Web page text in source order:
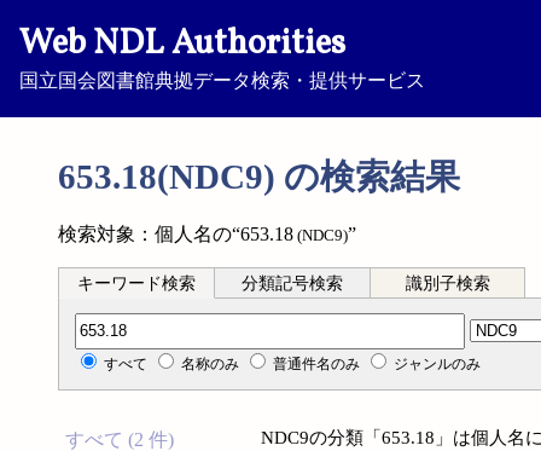
Web NDL Authorities
国立国会図書館典拠データ検索・提供サービス
653.18(NDC9) の検索結果
検索対象：個人名の“653.18 (NDC9)”
キーワード検索 分類記号検索 識別子検索
分類記号検索
すべて 名称のみ 普通件名のみ ジャンルのみ
すべて (2 件)
NDC9の分類「653.18」は個人名